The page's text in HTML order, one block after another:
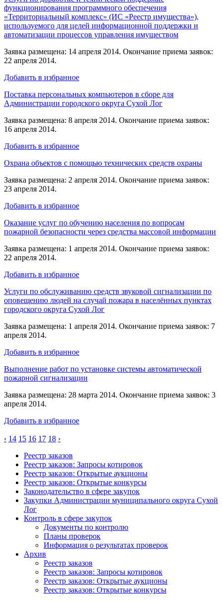
функционирования программного обеспечения
«Территориальный комплекс» (ИС «Реестр имущества»),
используемого для целей информационной поддержки и
автоматизации процессов управления имуществом
Заявка размещена: 14 апреля 2014. Окончание приема заявок:
22 апреля 2014.
Добавить в избранное
Поставка персональных компьютеров в сборе для
Администрации городского округа Сухой Лог
Заявка размещена: 8 апреля 2014. Окончание приема заявок:
16 апреля 2014.
Добавить в избранное
Охрана объектов с помощью технических средств охраны
Заявка размещена: 2 апреля 2014. Окончание приема заявок:
23 апреля 2014.
Добавить в избранное
Оказание услуг по обучению населения по вопросам
пожарной безопасности через средства массовой информации
Заявка размещена: 1 апреля 2014. Окончание приема заявок:
22 апреля 2014.
Добавить в избранное
Услуги по обслуживанию средств звуковой сигнализации по
оповещению людей на случай пожара в населённых пунктах
городского округа Сухой Лог
Заявка размещена: 1 апреля 2014. Окончание приема заявок: 7
апреля 2014.
Добавить в избранное
Выполнение работ по установке системы автоматической
пожарной сигнализации
Заявка размещена: 28 марта 2014. Окончание приема заявок: 3
апреля 2014.
Добавить в избранное
‹ 14 15 16 17 18 ›
Реестр заказов
Реестр заказов: Запросы котировок
Реестр заказов: Открытые аукционы
Реестр заказов: Открытые конкурсы
Законодательство в сфере закупок
Закупки Администрации муниципального округа Сухой
Лог
Контроль в сфере закупок
Документы по контролю
Планы проверок
Информация о результатах проверок
Архив
Реестр заказов
Реестр заказов: Запросы котировок
Реестр заказов: Открытые аукционы
Реестр заказов: Открытые конкурсы